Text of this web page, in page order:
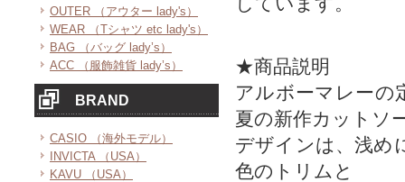
OUTER （アウター lady's）
WEAR （Tシャツ etc lady's）
BAG （バッグ lady’s）
ACC （服飾雑貨 lady’s）
BRAND
CASIO （海外モデル）
INVICTA （USA）
KAVU （USA）
★商品説明
アルボーマレーの
夏の新作カットソ
デザインは、浅め
色のトリムと